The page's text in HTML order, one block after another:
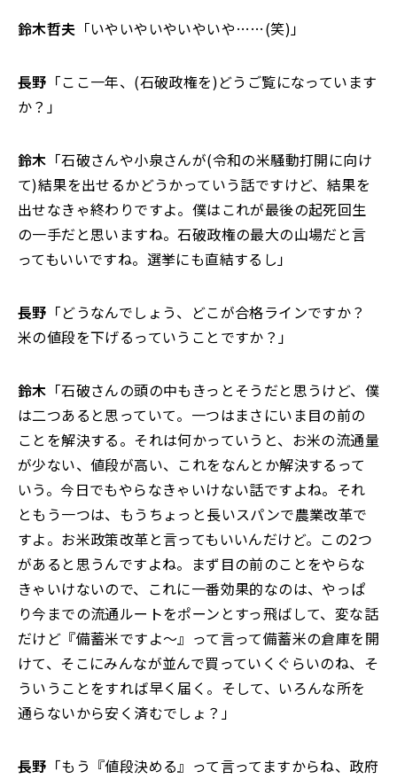
鈴木哲夫 「いやいやいやいやいや……(笑)」
長野 「ここ一年、(石破政権を)どうご覧になっています
か？」
鈴木 「石破さんや小泉さんが(令和の米騒動打開に向け
て)結果を出せるかどうかっていう話ですけど、結果を
出せなきゃ終わりですよ。僕はこれが最後の起死回生
の一手だと思いますね。石破政権の最大の山場だと言
ってもいいですね。選挙にも直結するし」
長野 「どうなんでしょう、どこが合格ラインですか？
米の値段を下げるっていうことですか？」
鈴木 「石破さんの頭の中もきっとそうだと思うけど、僕
は二つあると思っていて。一つはまさにいま目の前の
ことを解決する。それは何かっていうと、お米の流通量
が少ない、値段が高い、これをなんとか解決するって
いう。今日でもやらなきゃいけない話ですよね。それ
ともう一つは、もうちょっと長いスパンで農業改革で
すよ。お米政策改革と言ってもいいんだけど。この2つ
があると思うんですよね。まず目の前のことをやらな
きゃいけないので、これに一番効果的なのは、やっぱ
り今までの流通ルートをポーンとすっ飛ばして、変な話
だけど『備蓄米ですよ〜』って言って備蓄米の倉庫を開
けて、そこにみんなが並んで買っていくぐらいのね、そ
ういうことをすれば早く届く。そして、いろんな所を
通らないから安く済むでしょ？」
長野 「もう『値段決める』って言ってますからね、政府